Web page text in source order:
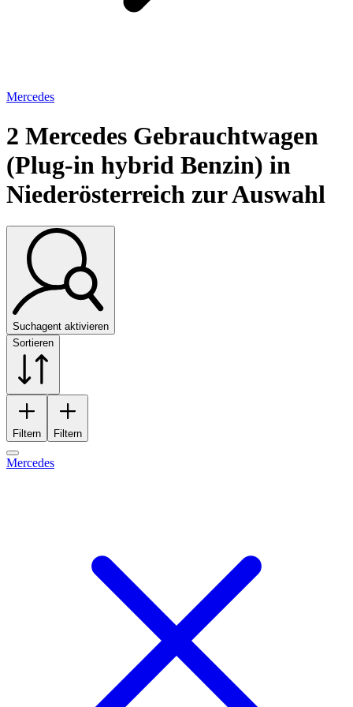
Mercedes
2 Mercedes Gebrauchtwagen
(Plug-in hybrid Benzin) in
Niederösterreich zur Auswahl
Suchagent aktivieren
Sortieren
Filtern Filtern
Mercedes